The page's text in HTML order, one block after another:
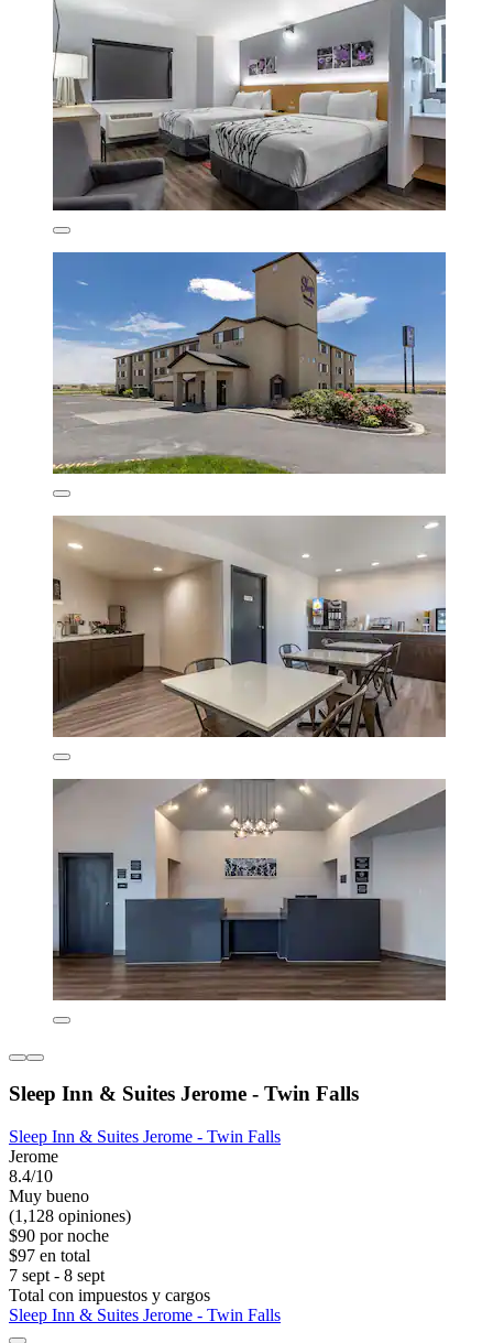
Sleep Inn & Suites Jerome - Twin Falls
Sleep Inn & Suites Jerome - Twin Falls
Jerome
8.4/10
Muy bueno
(1,128 opiniones)
$90 por noche
$97 en total
7 sept - 8 sept
Total con impuestos y cargos
Sleep Inn & Suites Jerome - Twin Falls